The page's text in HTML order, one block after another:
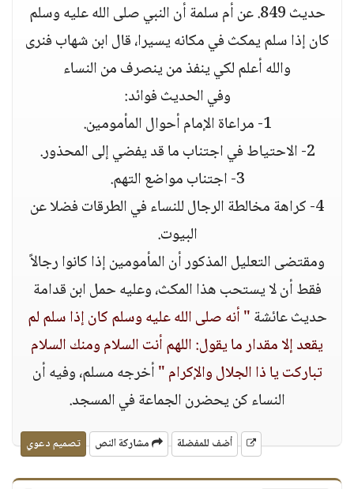
حديث 849. عن أم سلمة أن النبي صلى الله عليه وسلم
كان إذا سلم يمكث في مكانه يسيرا، قال ابن شهاب فنرى
والله أعلم لكي ينفذ من ينصرف من النساء
وفي الحديث فوائد:
1- مراعاة الإمام أحوال المأمومين.
2- الاحتياط في اجتناب ما قد يفضي إلى المحذور.
3- اجتناب مواضع التهم.
4- كراهة مخالطة الرجال للنساء في الطرقات فضلا عن
البيوت.
ومقتضى التعليل المذكور أن المأمومين إذا كانوا رجالاً
فقط أن لا يستحب هذا المكث، وعليه حمل ابن قدامة
حديث عائشة" أنه صلى الله عليه وسلم كان إذا سلم لم
يقعد إلا مقدار ما يقول: اللهم أنت السلام ومنك السلام
تباركت يا ذا الجلال والإكرام "أخرجه مسلم، وفيه أن
النساء كن يحضرن الجماعة في المسجد.
أضف للمفضلة مشاركة النص تصميم دعوي